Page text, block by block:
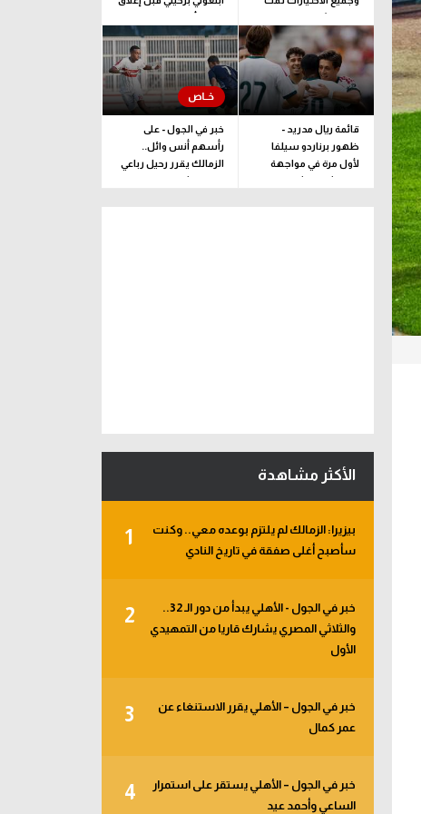
وفقا لرؤية فنية بحتة
القيد بأيام
قائمة ريال مدريد -
ظهور برناردو سيلفا
لأول مرة في مواجهة
فرينتشفاروشي
خبر في الجول - على
رأسهم أنس وائل..
الزمالك يقرر رحيل رباعي
فريق الشباب
الأكثر مشاهدة
1
بيزيرا: الزمالك لم يلتزم بوعده معي.. وكنت
سأصبح أغلى صفقة في تاريخ النادي
2
خبر في الجول - الأهلي يبدأ من دور الـ 32..
والثلاثي المصري يشارك قاريا من التمهيدي
الأول
3
خبر في الجول – الأهلي يقرر الاستنغاء عن
عمر كمال
4
خبر في الجول – الأهلي يستقر على استمرار
الساعي وأحمد عيد